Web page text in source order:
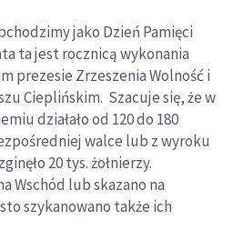
jako Dzień Pamięci
ta jest rocznicą wykonania
prezesie Zrzeszenia Wolność i
Cieplińskim. Szacuje się, że w
działało od 120 do 180
walce lub z wyroku
20 tys. żołnierzy.
Wschód lub skazano na
szykanowano także ich